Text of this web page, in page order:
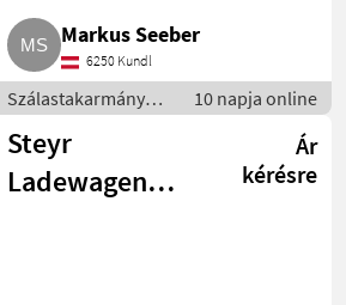
Markus Seeber
6250 Kundl
Szálastakarmány
betakarítók /
Rendfelszedő
pótkocsi
10 napja online
Steyr
Ladewagen
Ár
kérésre